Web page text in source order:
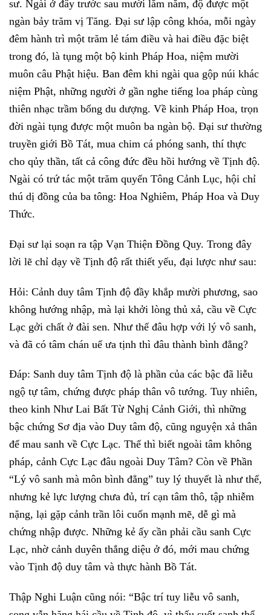
sư. Ngài ở đây trước sau mười lăm năm, độ được một
ngàn bảy trăm vị Tăng. Đại sư lập công khóa, mỗi ngày
đêm hành trì một trăm lẻ tám điều và hai điều đặc biệt
trong đó, là tụng một bộ kinh Pháp Hoa, niệm mười
muôn câu Phật hiệu. Ban đêm khi ngài qua gộp núi khác
niệm Phật, những người ở gần nghe tiếng loa pháp cùng
thiên nhạc trầm bổng du dượng. Về kinh Pháp Hoa, trọn
đời ngài tụng được một muôn ba ngàn bộ. Đại sư thường
truyền giới Bồ Tát, mua chim cá phóng sanh, thí thực
cho qủy thần, tất cả công đức đều hồi hướng về Tịnh độ.
Ngài có trứ tác một trăm quyển Tông Cảnh Lục, hội chỉ
thú dị đồng của ba tông: Hoa Nghiêm, Pháp Hoa và Duy
Thức.
Đại sư lại soạn ra tập Vạn Thiện Đồng Quy. Trong đây
lời lẽ chỉ dạy về Tịnh độ rất thiết yếu, đại lược như sau:
Hỏi: Cảnh duy tâm Tịnh độ đầy khắp mười phương, sao
không hướng nhập, mà lại khởi lòng thủ xả, cầu về Cực
Lạc gởi chất ở đài sen. Như thế đâu hợp với lý vô sanh,
và đã có tâm chán uế ưa tịnh thì đâu thành bình đẳng?
Đáp: Sanh duy tâm Tịnh độ là phần của các bậc đã liễu
ngộ tự tâm, chứng được pháp thân vô tướng. Tuy nhiên,
theo kinh Như Lai Bất Từ Nghị Cảnh Giới, thì những
bậc chứng Sơ địa vào Duy tâm độ, cũng nguyện xả thân
để mau sanh về Cực Lạc. Thế thì biết ngoài tâm không
pháp, cảnh Cực Lạc đâu ngoài Duy Tâm? Còn về Phần
“Lý vô sanh mà môn bình đẳng” tuy lý thuyết là như thế,
nhưng kẻ lực lượng chưa đủ, trí cạn tâm thô, tập nhiễm
nặng, lại gặp cảnh trần lôi cuốn mạnh mẽ, dễ gì mà
chứng nhập được. Những kẻ ấy cần phải cầu sanh Cực
Lạc, nhờ cảnh duyên thắng diệu ở đó, mới mau chứng
vào Tịnh độ duy tâm và thực hành Bồ Tát.
Thập Nghi Luận cũng nói: “Bậc trí tuy liễu vô sanh,